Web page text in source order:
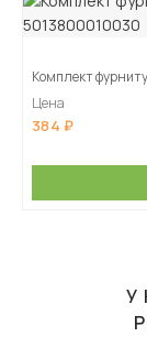
Комплект
Цена
384
У